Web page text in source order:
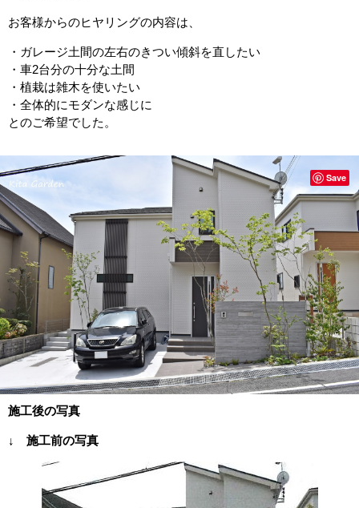
お客様からのヒヤリングの内容は、
・ガレージ土間の左右のきつい傾斜を直したい
・車2台分の十分な土間
・植栽は雑木を使いたい
・全体的にモダンな感じに
とのご希望でした。
施工後の写真
↓ 施工前の写真
Save